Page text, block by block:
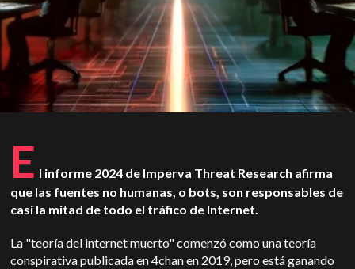
E l informe 2024 de Imperva Threat Research afirma
que las fuentes no humanas, o bots, son responsables de
casi la mitad de todo el tráfico de Internet.
La "teoría del internet muerto" comenzó como una teoría
conspirativa publicada en 4chan en 2019, pero está ganando